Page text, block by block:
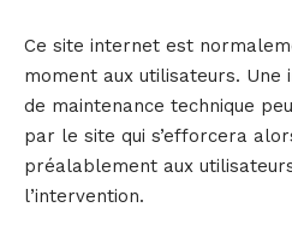
Ce site internet est
moment aux utilisateurs.
de maintenance technique
par le site qui s’efforcera
préalablement aux
l’intervention.